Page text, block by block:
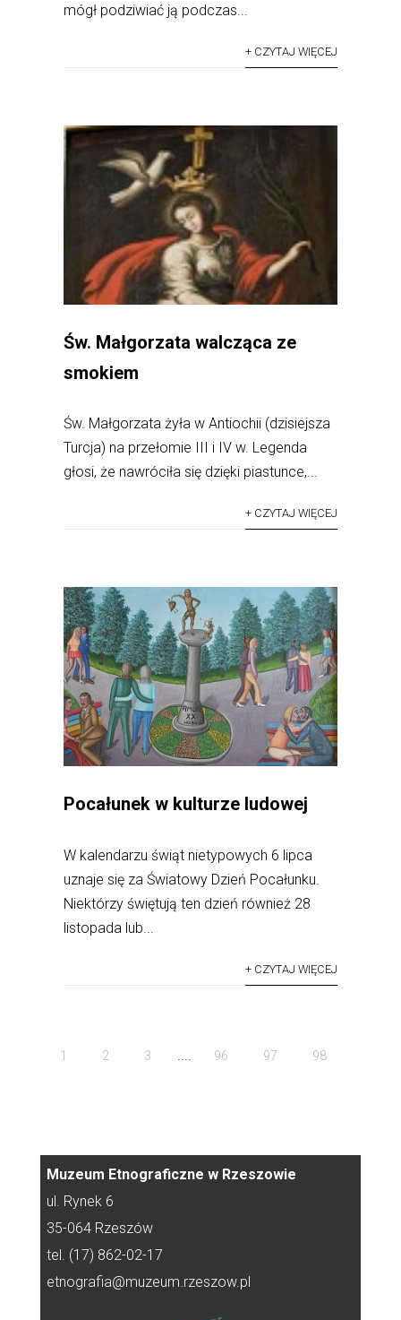
mógł podziwiać ją podczas...
+ CZYTAJ WIĘCEJ
Św. Małgorzata walcząca ze
smokiem
Św. Małgorzata żyła w Antiochii (dzisiejsza
Turcja) na przełomie III i IV w. Legenda
głosi, że nawróciła się dzięki piastunce,...
+ CZYTAJ WIĘCEJ
Pocałunek w kulturze ludowej
W kalendarzu świąt nietypowych 6 lipca
uznaje się za Światowy Dzień Pocałunku.
Niektórzy świętują ten dzień również 28
listopada lub...
+ CZYTAJ WIĘCEJ
1 2 3 .... 96 97 98
Muzeum Etnograficzne w Rzeszowie
ul. Rynek 6
35-064 Rzeszów
tel. (17) 862-02-17
etnografia@muzeum.rzeszow.pl